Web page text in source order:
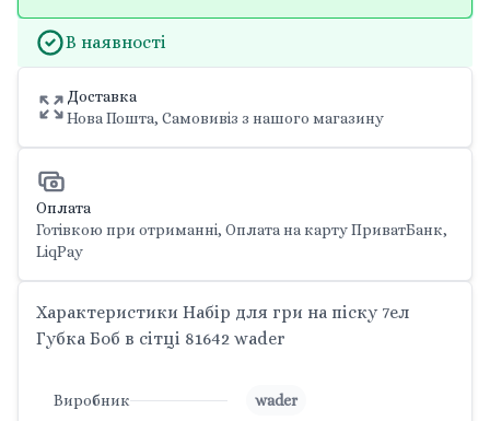
В наявності
Доставка
Нова Пошта, Самовивіз з нашого магазину
Оплата
Готівкою при отриманні, Оплата на карту ПриватБанк,
LiqPay
Характеристики Набір для гри на піску 7ел
Губка Боб в сітці 81642 wader
Виробник wader